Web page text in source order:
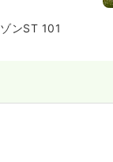
ンST 101